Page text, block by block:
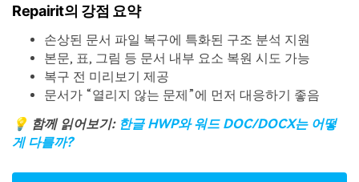
Repairit의 강점 요약
손상된 문서 파일 복구에 특화된 구조 분석 지원
본문, 표, 그림 등 문서 내부 요소 복원 시도 가능
복구 전 미리보기 제공
문서가 “열리지 않는 문제”에 먼저 대응하기 좋음
💡 함께 읽어보기: 한글 HWP와 워드 DOC/DOCX는 어떻
게 다를까?